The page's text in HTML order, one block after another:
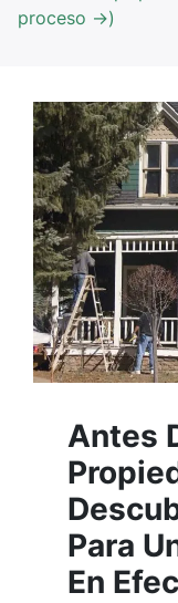
proceso →)
Antes
Para
En